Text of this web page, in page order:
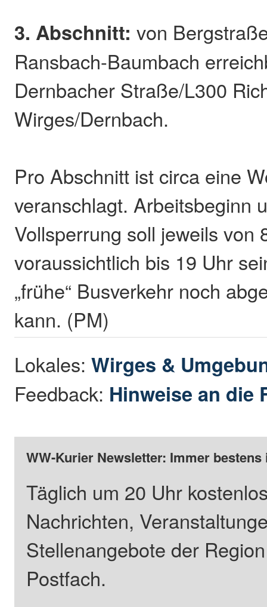
3. Abschnitt: von
Ransbach-Baumbach
Dernbacher Straße/L300
Wirges/Dernbach.
Pro Abschnitt ist circa eine
veranschlagt. Arbeitsbeginn
Vollsperrung soll jeweils von
voraussichtlich bis 19 Uhr
„frühe“ Busverkehr noch
kann. (PM)
Lokales:Wirges &
Feedback: Hinweise an die
WW-Kurier Newsletter: Immer
Täglich um 20 Uhr
Nachrichten,
Stellenangebote der
Postfach.